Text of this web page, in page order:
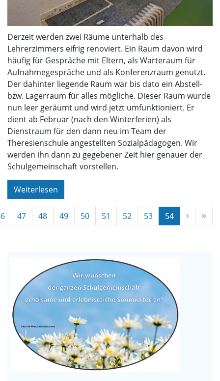
Derzeit werden zwei Räume unterhalb des
Lehrerzimmers eifrig renoviert. Ein Raum davon wird
häufig für Gespräche mit Eltern, als Warteraum für
Aufnahmegespräche und als Konferenzraum genutzt.
Der dahinter liegende Raum war bis dato ein Abstell-
bzw. Lagerraum für alles mögliche. Dieser Raum wurde
nun leer geräumt und wird jetzt umfunktioniert. Er
dient ab Februar (nach den Winterferien) als
Dienstraum für den dann neu im Team der
Theresienschule angestellten Sozialpädagogen. Wir
werden ihn dann zu gegebener Zeit hier genauer der
Schulgemeinschaft vorstellen.
Weiterlesen
47 48 49 50 51 52 53 54